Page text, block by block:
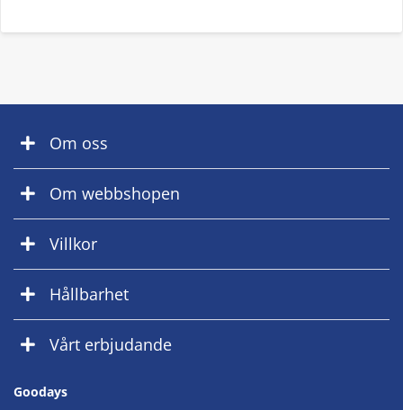
Om oss
Om webbshopen
Villkor
Hållbarhet
Vårt erbjudande
Goodays